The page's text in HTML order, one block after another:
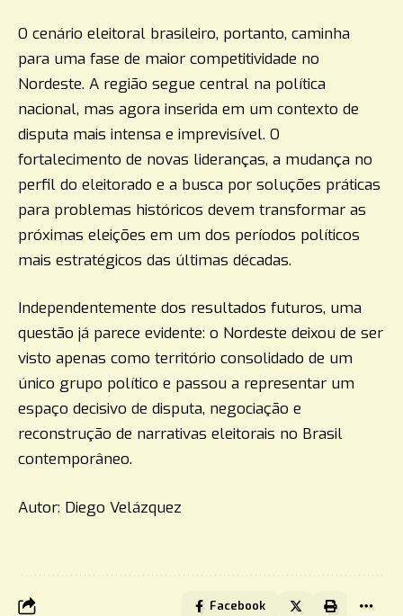
O cenário eleitoral brasileiro, portanto, caminha
para uma fase de maior competitividade no
Nordeste. A região segue central na política
nacional, mas agora inserida em um contexto de
disputa mais intensa e imprevisível. O
fortalecimento de novas lideranças, a mudança no
perfil do eleitorado e a busca por soluções práticas
para problemas históricos devem transformar as
próximas eleições em um dos períodos políticos
mais estratégicos das últimas décadas.
Independentemente dos resultados futuros, uma
questão já parece evidente: o Nordeste deixou de ser
visto apenas como território consolidado de um
único grupo político e passou a representar um
espaço decisivo de disputa, negociação e
reconstrução de narrativas eleitorais no Brasil
contemporâneo.
Autor: Diego Velázquez
Facebook